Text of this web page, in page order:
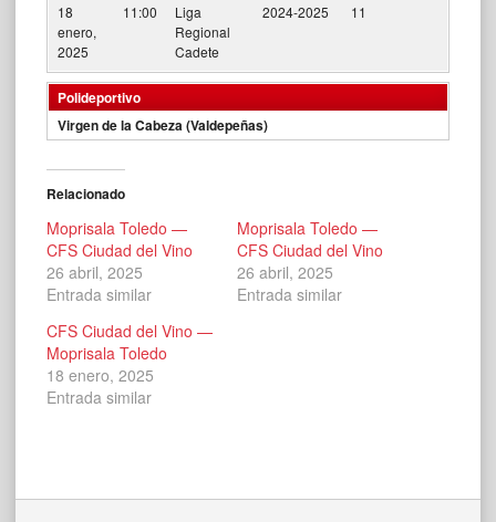
18
enero,
2025
11:00
Liga
Regional
Cadete
2024-2025 11
Polideportivo
Virgen de la Cabeza (Valdepeñas)
Relacionado
Moprisala Toledo —
CFS Ciudad del Vino
26 abril, 2025
Entrada similar
Moprisala Toledo —
CFS Ciudad del Vino
26 abril, 2025
Entrada similar
CFS Ciudad del Vino —
Moprisala Toledo
18 enero, 2025
Entrada similar